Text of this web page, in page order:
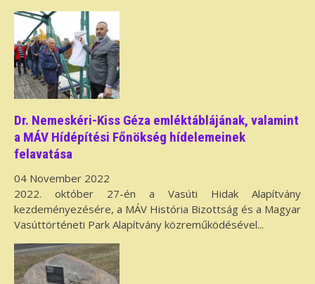
Dr. Nemeskéri-Kiss Géza emléktáblájának, valamint
a MÁV Hídépítési Főnökség hídelemeinek
felavatása
04 November 2022
2022. október 27-én a Vasúti Hidak Alapítvány
kezdeményezésére, a MÁV História Bizottság és a Magyar
Vasúttörténeti Park Alapítvány közreműködésével...